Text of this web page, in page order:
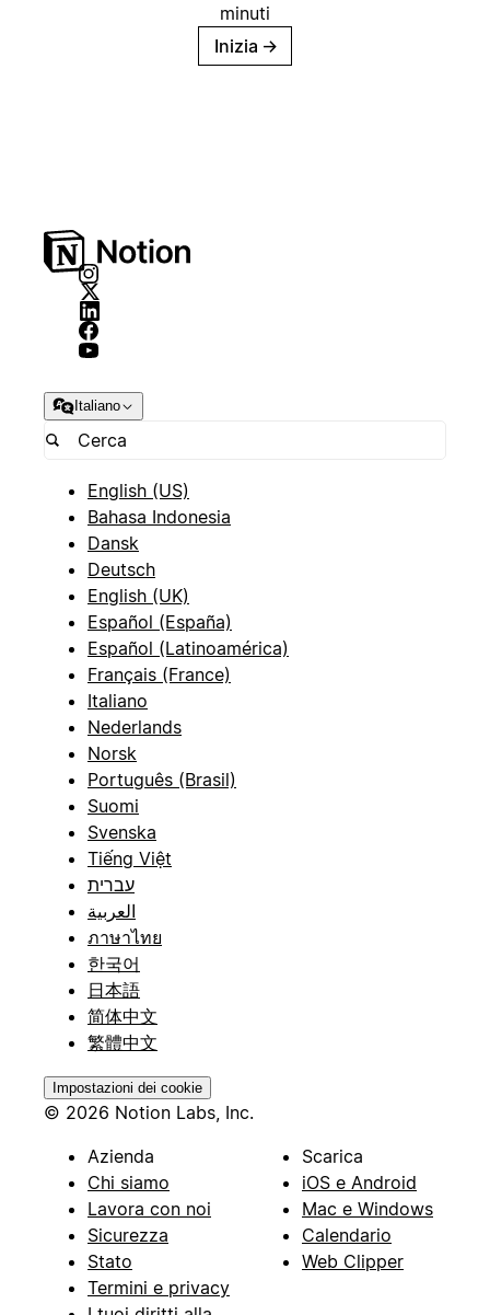
minuti
Inizia →
Italiano
English (US)
Bahasa Indonesia
Dansk
Deutsch
English (UK)
Español (España)
Español (Latinoamérica)
Français (France)
Italiano
Nederlands
Norsk
Português (Brasil)
Suomi
Svenska
Tiếng Việt
עברית
العربية
ภาษาไทย
한국어
日本語
简体中文
繁體中文
Impostazioni dei cookie
© 2026 Notion Labs, Inc.
Azienda
Chi siamo
Lavora con noi
Sicurezza
Stato
Termini e privacy
Scarica
iOS e Android
Mac e Windows
Calendario
Web Clipper